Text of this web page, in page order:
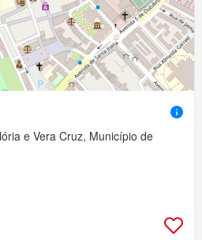
e Vera Cruz, Município de